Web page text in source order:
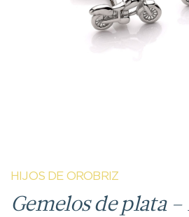
HIJOS DE OROBRIZ
Gemelos de plata